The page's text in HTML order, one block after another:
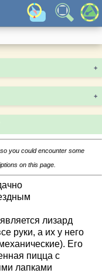
+
+
you could encounter some
on this page.
лизард
руки, а их у него
Его
пицца с
лапками